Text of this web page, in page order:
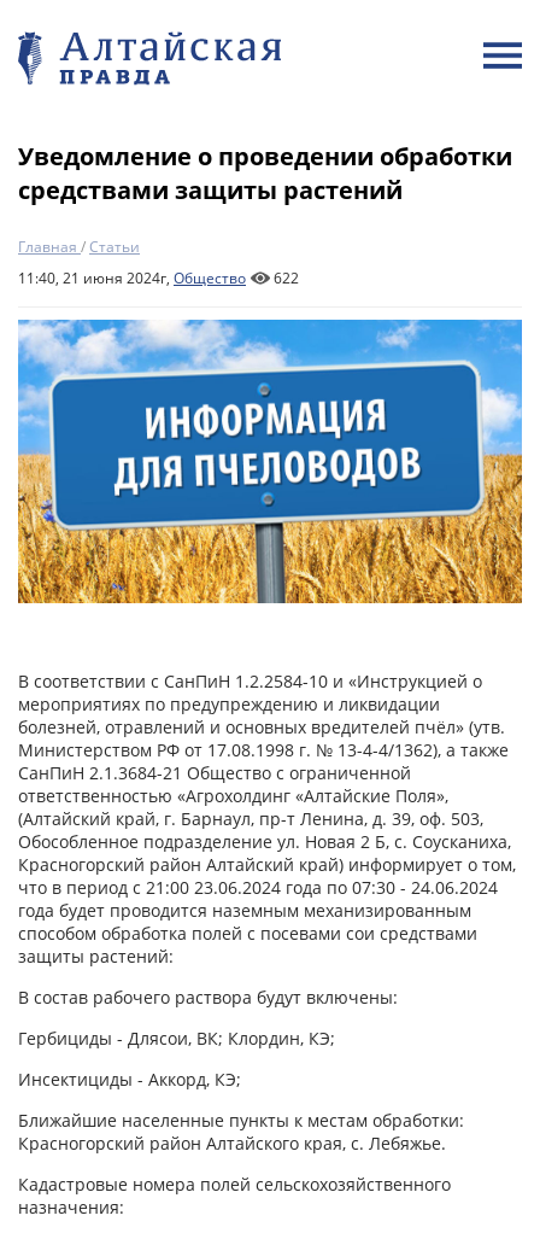
Уведомление о проведении обработки
средствами защиты растений
Главная /Статьи
11:40, 21 июня 2024г, Общество 622
В соответствии с СанПиН 1.2.2584-10 и «Инструкцией о
мероприятиях по предупреждению и ликвидации
болезней, отравлений и основных вредителей пчёл» (утв.
Министерством РФ от 17.08.1998 г. № 13-4-4/1362), а также
СанПиН 2.1.3684-21 Общество с ограниченной
ответственностью «Агрохолдинг «Алтайские Поля»,
(Алтайский край, г. Барнаул, пр-т Ленина, д. 39, оф. 503,
Обособленное подразделение ул. Новая 2 Б, с. Соусканиха,
Красногорский район Алтайский край) информирует о том,
что в период с 21:00 23.06.2024 года по 07:30 - 24.06.2024
года будет проводится наземным механизированным
способом обработка полей с посевами сои средствами
защиты растений:
В состав рабочего раствора будут включены:
Гербициды - Длясои, ВК; Клордин, КЭ;
Инсектициды - Аккорд, КЭ;
Ближайшие населенные пункты к местам обработки:
Красногорский район Алтайского края, с. Лебяжье.
Кадастровые номера полей сельскохозяйственного
назначения: